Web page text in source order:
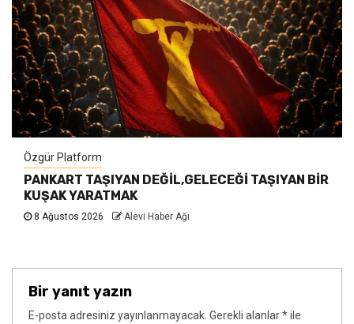
Özgür Platform
PANKART TAŞIYAN DEĞİL,GELECEĞİ TAŞIYAN BİR
KUŞAK YARATMAK
8 Ağustos 2026 Alevi Haber Ağı
Bir yanıt yazın
E-posta adresiniz yayınlanmayacak. Gerekli alanlar*ile